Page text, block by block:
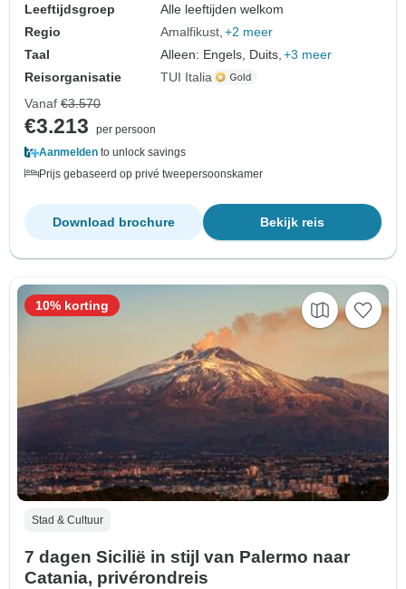
Leeftijdsgroep
Alle leeftijden welkom
Regio
Amalfikust +2 meer
Taal
Alleen: Engels, Duits, +3 meer
Reisorganisatie
TUI Italia
Vanaf €3.570
€3.213
per persoon
Aanmelden to unlock savings
Prijs gebaseerd op privé tweepersoonskamer
Bekijk reis
Download brochure
Stad & Cultuur
7 dagen Sicilië in stijl van Palermo naar
Catania, privérondreis
10% korting